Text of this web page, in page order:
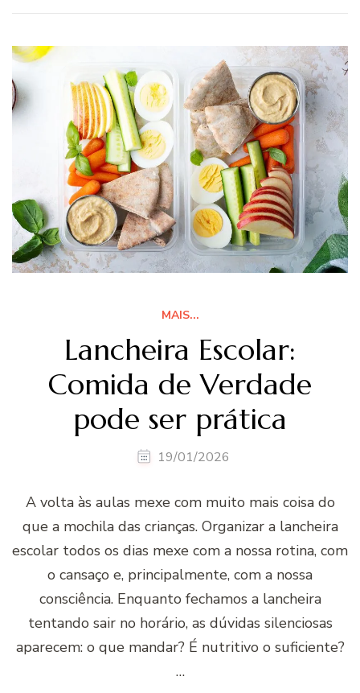
MAIS...
Lancheira Escolar:
Comida de Verdade
pode ser prática
19/01/2026
A volta às aulas mexe com muito mais coisa do
que a mochila das crianças. Organizar a lancheira
escolar todos os dias mexe com a nossa rotina, com
o cansaço e, principalmente, com a nossa
consciência. Enquanto fechamos a lancheira
tentando sair no horário, as dúvidas silenciosas
aparecem: o que mandar? É nutritivo o suficiente?
…